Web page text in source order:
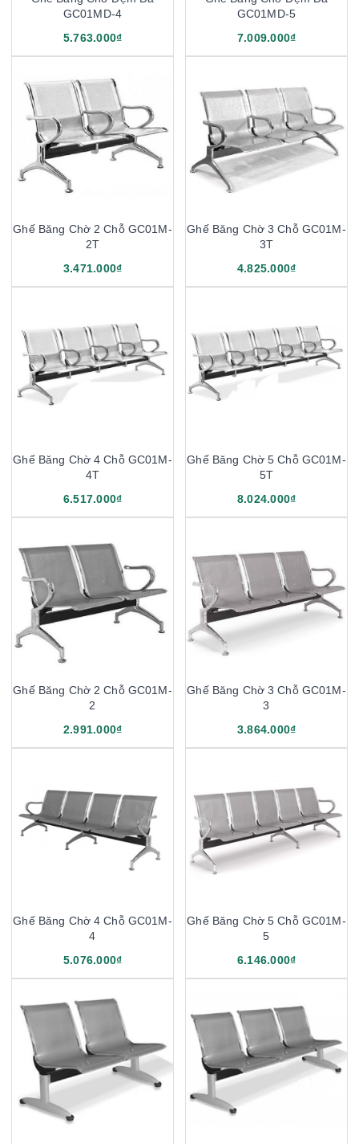
GC01MD-4
5.763.000₫
GC01MD-5
7.009.000₫
Ghế Băng Chờ 2 Chỗ GC01M-
2T
3.471.000₫
Ghế Băng Chờ 3 Chỗ GC01M-
3T
4.825.000₫
Ghế Băng Chờ 4 Chỗ GC01M-
4T
6.517.000₫
Ghế Băng Chờ 5 Chỗ GC01M-
5T
8.024.000₫
Ghế Băng Chờ 2 Chỗ GC01M-
2
2.991.000₫
Ghế Băng Chờ 3 Chỗ GC01M-
3
3.864.000₫
Ghế Băng Chờ 4 Chỗ GC01M-
4
5.076.000₫
Ghế Băng Chờ 5 Chỗ GC01M-
5
6.146.000₫